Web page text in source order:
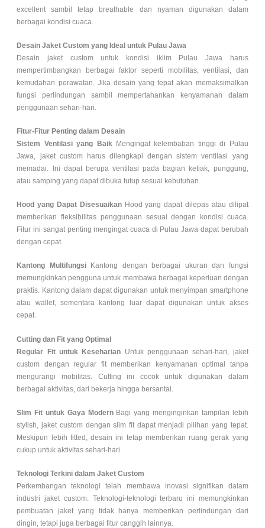
excellent sambil tetap breathable dan nyaman digunakan dalam
berbagai kondisi cuaca.
Desain Jaket Custom yang Ideal untuk Pulau Jawa
Desain jaket custom untuk kondisi iklim Pulau Jawa harus
mempertimbangkan berbagai faktor seperti mobilitas, ventilasi, dan
kemudahan perawatan. Jika desain yang tepat akan memaksimalkan
fungsi perlindungan sambil mempertahankan kenyamanan dalam
penggunaan sehari-hari.
Fitur-Fitur Penting dalam Desain
Sistem Ventilasi yang BaikMengingat kelembaban tinggi di Pulau
Jawa, jaket custom harus dilengkapi dengan sistem ventilasi yang
memadai. Ini dapat berupa ventilasi pada bagian ketiak, punggung,
atau samping yang dapat dibuka tutup sesuai kebutuhan.
Hood yang Dapat DisesuaikanHood yang dapat dilepas atau dilipat
memberikan fleksibilitas penggunaan sesuai dengan kondisi cuaca.
Fitur ini sangat penting mengingat cuaca di Pulau Jawa dapat berubah
dengan cepat.
Kantong MultifungsiKantong dengan berbagai ukuran dan fungsi
memungkinkan pengguna untuk membawa berbagai keperluan dengan
praktis. Kantong dalam dapat digunakan untuk menyimpan smartphone
atau wallet, sementara kantong luar dapat digunakan untuk akses
cepat.
Cutting dan Fit yang Optimal
Regular Fit untuk Keseharian Untuk penggunaan sehari-hari, jaket
custom dengan regular fit memberikan kenyamanan optimal tanpa
mengurangi mobilitas. Cutting ini cocok untuk digunakan dalam
berbagai aktivitas, dari bekerja hingga bersantai.
Slim Fit untuk Gaya ModernBagi yang menginginkan tampilan lebih
stylish, jaket custom dengan slim fit dapat menjadi pilihan yang tepat.
Meskipun lebih fitted, desain ini tetap memberikan ruang gerak yang
cukup untuk aktivitas sehari-hari.
Teknologi Terkini dalam Jaket Custom
Perkembangan teknologi telah membawa inovasi signifikan dalam
industri jaket custom. Teknologi-teknologi terbaru ini memungkinkan
pembuatan jaket yang tidak hanya memberikan perlindungan dari
dingin, tetapi juga berbagai fitur canggih lainnya.